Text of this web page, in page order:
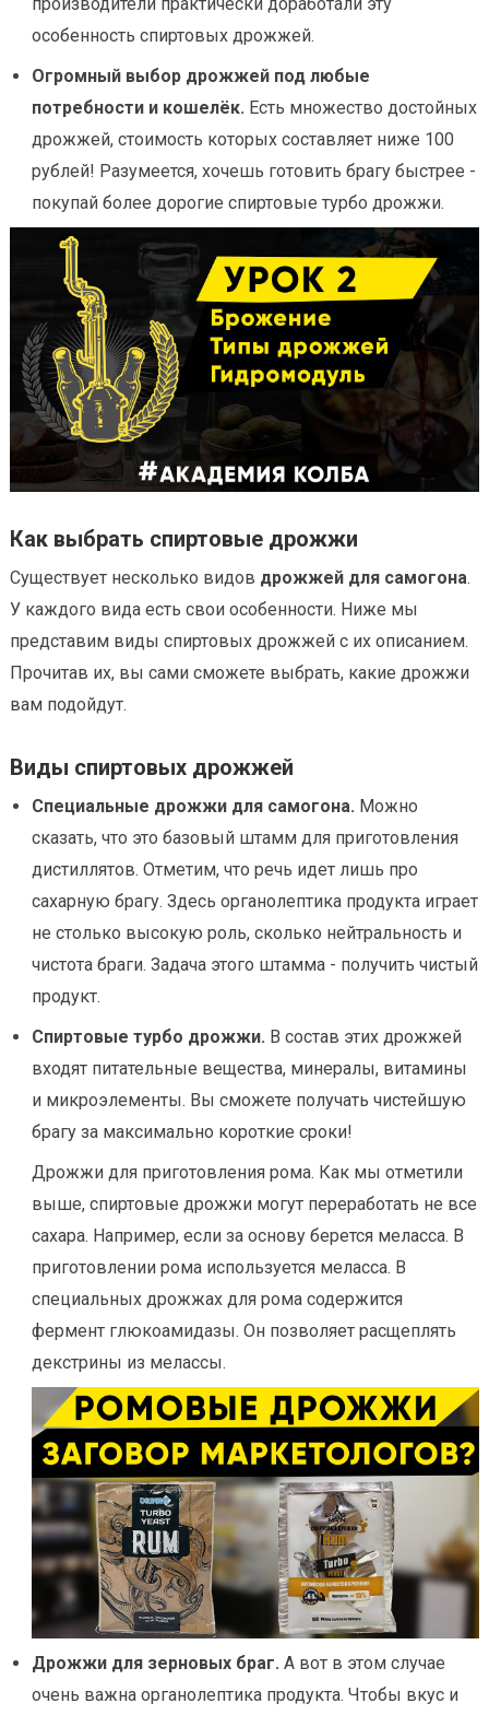
особенность спиртовых дрожжей.
Огромный выбор дрожжей под любые
потребности и кошелёк. Есть множество достойных
дрожжей, стоимость которых составляет ниже 100
рублей! Разумеется, хочешь готовить брагу быстрее -
покупай более дорогие спиртовые турбо дрожжи.
Как выбрать спиртовые дрожжи
Существует несколько видов дрожжей для самогона.
У каждого вида есть свои особенности. Ниже мы
представим виды спиртовых дрожжей с их описанием.
Прочитав их, вы сами сможете выбрать, какие дрожжи
вам подойдут.
Виды спиртовых дрожжей
Специальные дрожжи для самогона. Можно
сказать, что это базовый штамм для приготовления
дистиллятов. Отметим, что речь идет лишь про
сахарную брагу. Здесь органолептика продукта играет
не столько высокую роль, сколько нейтральность и
чистота браги. Задача этого штамма - получить чистый
продукт.
Спиртовые турбо дрожжи. В состав этих дрожжей
входят питательные вещества, минералы, витамины
и микроэлементы. Вы сможете получать чистейшую
брагу за максимально короткие сроки!
Дрожжи для приготовления рома. Как мы отметили
выше, спиртовые дрожжи могут переработать не все
сахара. Например, если за основу берется меласса. В
приготовлении рома используется меласса. В
специальных дрожжах для рома содержится
фермент глюкоамидазы. Он позволяет расщеплять
декстрины из мелассы.
Дрожжи для зерновых браг. А вот в этом случае
очень важна органолептика продукта. Чтобы вкус и